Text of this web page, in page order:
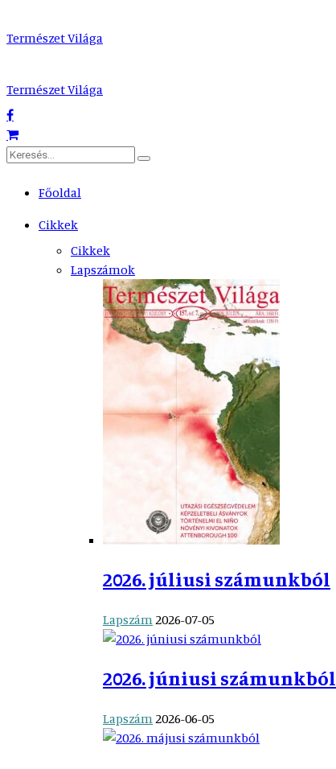
Természet Világa
Természet Világa
Főoldal
Cikkek
Cikkek
Lapszámok
2026. júliusi számunkból
Lapszám 2026-07-05
2026. júniusi számunkból
Lapszám 2026-06-05